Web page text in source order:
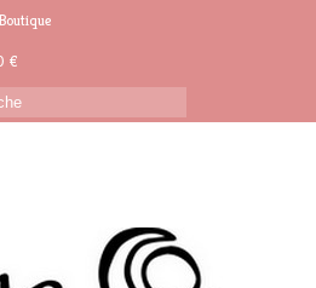
Boutique
€